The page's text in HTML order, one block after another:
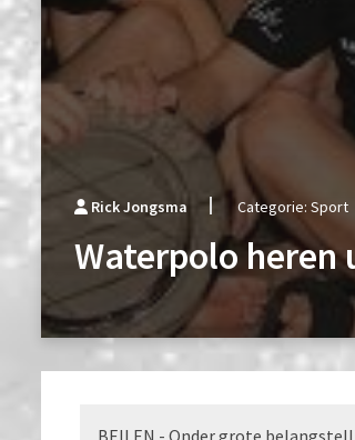
Rick Jongsma Categorie: Sport
Waterpolo heren
BEILEN - Onder grote